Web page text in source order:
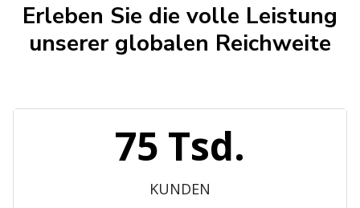
Erleben Sie die volle Leistung
unserer globalen Reichweite
75 Tsd.
KUNDEN